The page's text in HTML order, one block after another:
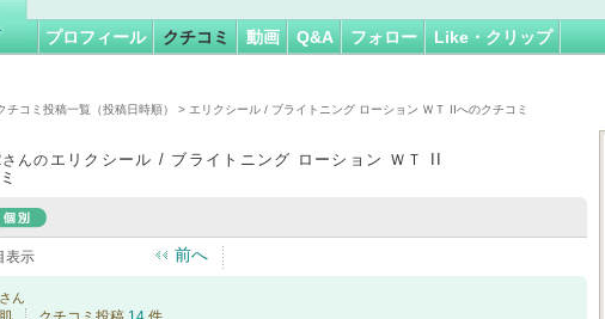
プロフィール クチコミ 動画 Q&A フォロー Like・クリップ
チコミ投稿一覧（投稿日時順） > エリクシール / ブライトニング ローション ＷＴ IIへのクチコミ
さんの エリクシール / ブライトニング ローション ＷＴ II
表示 前へ
さん